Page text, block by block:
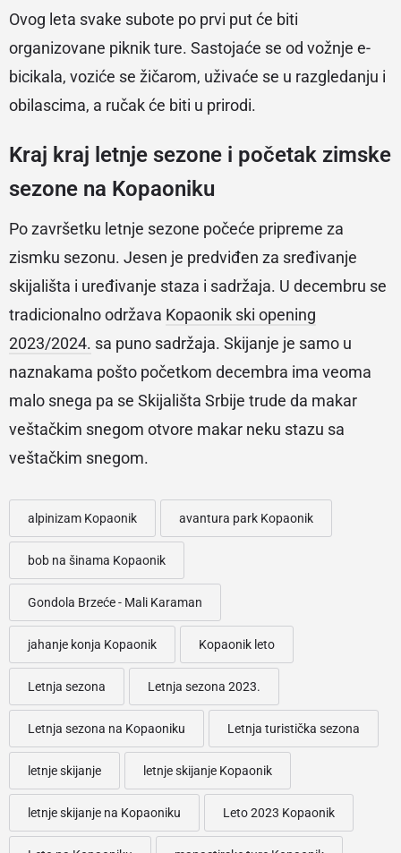
Ovog leta svake subote po prvi put će biti
organizovane piknik ture. Sastojaće se od vožnje e-
bicikala, voziće se žičarom, uživaće se u razgledanju i
obilascima, a ručak će biti u prirodi.
Kraj kraj letnje sezone i početak zimske
sezone na Kopaoniku
Po završetku letnje sezone počeće pripreme za
zismku sezonu. Jesen je predviđen za sređivanje
skijališta i uređivanje staza i sadržaja. U decembru se
tradicionalno održava Kopaonik ski opening
2023/2024. sa puno sadržaja. Skijanje je samo u
naznakama pošto početkom decembra ima veoma
malo snega pa se Skijališta Srbije trude da makar
veštačkim snegom otvore makar neku stazu sa
veštačkim snegom.
alpinizam Kopaonik avantura park Kopaonik
bob na šinama Kopaonik
Gondola Brzeće - Mali Karaman
jahanje konja Kopaonik Kopaonik leto
Letnja sezona Letnja sezona 2023.
Letnja sezona na Kopaoniku Letnja turistička sezona
letnje skijanje letnje skijanje Kopaonik
letnje skijanje na Kopaoniku Leto 2023 Kopaonik